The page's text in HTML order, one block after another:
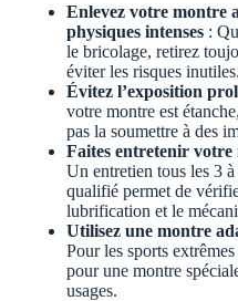
Enlevez votre montre
physiques intenses :
le bricolage, retirez
éviter les risques inutiles.
Évitez l’exposition
votre montre est
pas la soumettre à des
Faites entretenir
Un entretien tous les 3
qualifié permet de
lubrification et le
Utilisez une montre
Pour les sports
pour une montre
usages.